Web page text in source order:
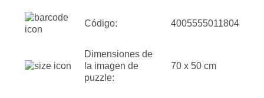
Código: 4005555011804
Dimensiones de
la imagen de
puzzle:
70 x 50 cm